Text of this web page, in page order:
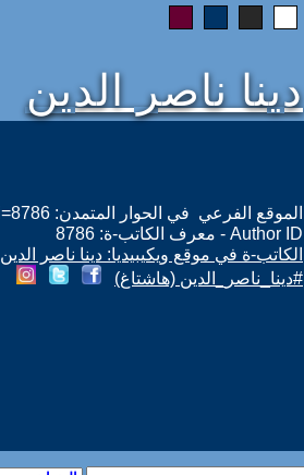
دينا ناصر الدين
الموقع الفرعي في الحوار المتمدن: https://www.ahewar.org/m.asp?i=8786
Author ID - معرف الكاتب-ة: 8786
الكاتب-ة في موقع ويكيبيديا: دينا ناصر الدين
#دينا_ناصر_الدين (هاشتاغ)